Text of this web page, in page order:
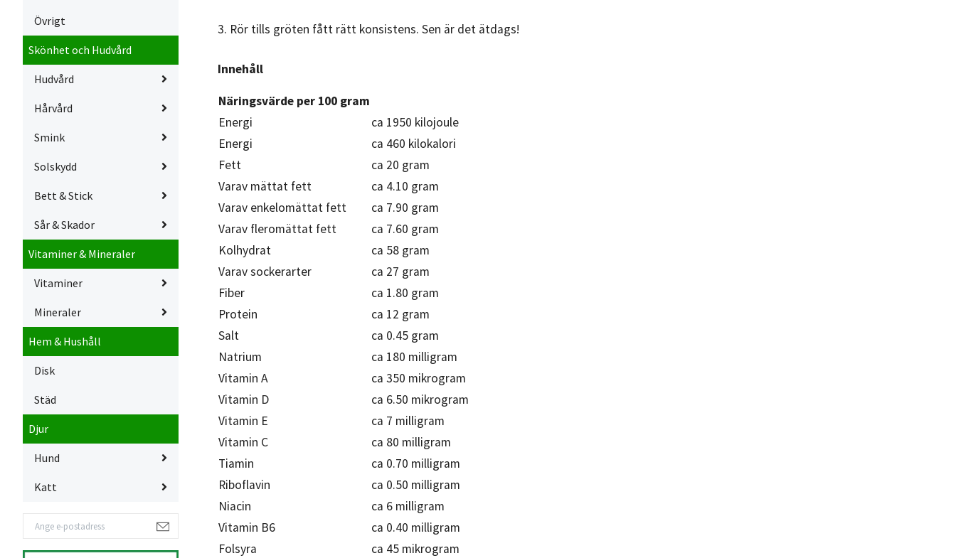
Övrigt
Skönhet och Hudvård
Hudvård
Hårvård
Smink
Solskydd
Bett & Stick
Sår & Skador
Vitaminer & Mineraler
Vitaminer
Mineraler
Hem & Hushåll
Disk
Städ
Djur
Hund
Katt
3. Rör tills gröten fått rätt konsistens. Sen är det ätdags!
Innehåll
Näringsvärde per 100 gram
Energi
ca 1950 kilojoule
Energi
ca 460 kilokalori
Fett
ca 20 gram
Varav mättat fett
ca 4.10 gram
Varav enkelomättat fett
ca 7.90 gram
Varav fleromättat fett
ca 7.60 gram
Kolhydrat
ca 58 gram
Varav sockerarter
ca 27 gram
Fiber
ca 1.80 gram
Protein
ca 12 gram
Salt
ca 0.45 gram
Natrium
ca 180 milligram
Vitamin A
ca 350 mikrogram
Vitamin D
ca 6.50 mikrogram
Vitamin E
ca 7 milligram
Vitamin C
ca 80 milligram
Tiamin
ca 0.70 milligram
Riboflavin
ca 0.50 milligram
Niacin
ca 6 milligram
Vitamin B6
ca 0.40 milligram
Folsyra
ca 45 mikrogram